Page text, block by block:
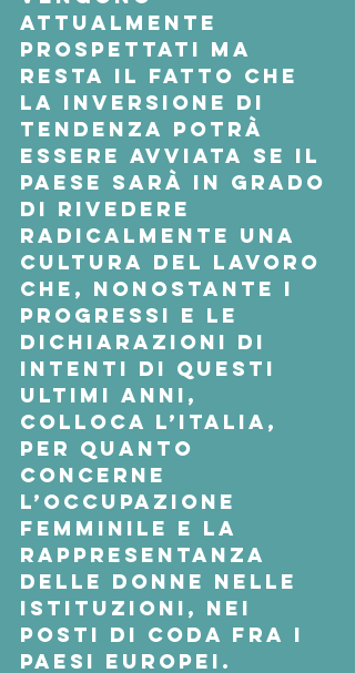
attualmente
prospettati ma
resta il fatto che
la inversione di
tendenza potrà
essere avviata se il
Paese sarà in grado
di rivedere
radicalmente una
cultura del lavoro
che, nonostante i
progressi e le
dichiarazioni di
intenti di questi
ultimi anni,
colloca l’Italia,
per quanto
concerne
l’occupazione
femminile e la
rappresentanza
delle donne nelle
istituzioni, nei
posti di coda fra i
Paesi europei.